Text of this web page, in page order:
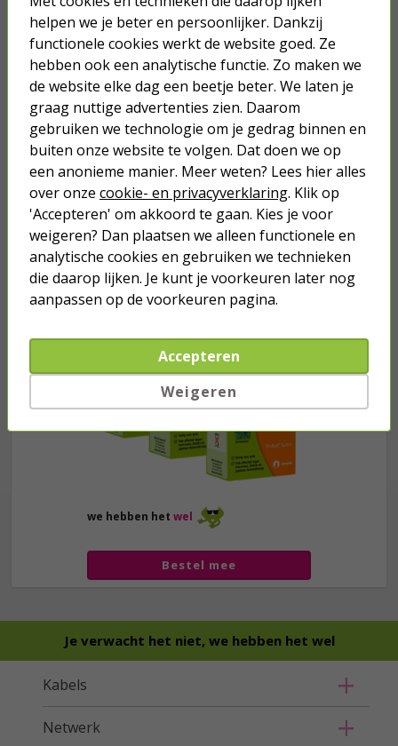
Je verwacht het niet
Turbo onkruidverdelger (Concentraat,
3x 100ml) | Ook voor je gazon!
43,
40,
we hebben het wel
Bestel mee
16,95
Onkruidsteker | Gardena
9,95
Je verwacht het niet, we hebben het wel
Kabels
Netwerk
helpen we je beter en persoonlijker. Dankzij
functionele cookies werkt de website goed. Ze
hebben ook een analytische functie. Zo maken we
de website elke dag een beetje beter. We laten je
graag nuttige advertenties zien. Daarom
gebruiken we technologie om je gedrag binnen en
buiten onze website te volgen. Dat doen we op
een anonieme manier. Meer weten? Lees hier alles
over onze cookie- en privacyverklaring. Klik op
'Accepteren' om akkoord te gaan. Kies je voor
weigeren? Dan plaatsen we alleen functionele en
analytische cookies en gebruiken we technieken
die daarop lijken. Je kunt je voorkeuren later nog
aanpassen op de voorkeuren pagina.
Accepteren
Weigeren